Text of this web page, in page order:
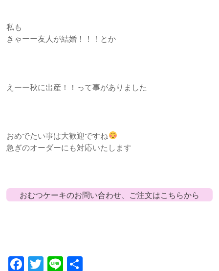
私も
きゃーー友人が結婚！！！とか
えーー秋に出産！！って事がありました
おめでたい事は大歓迎ですね
急ぎのオーダーにも対応いたします
おむつケーキのお問い合わせ、ご注文はこちらから
F
T
Li